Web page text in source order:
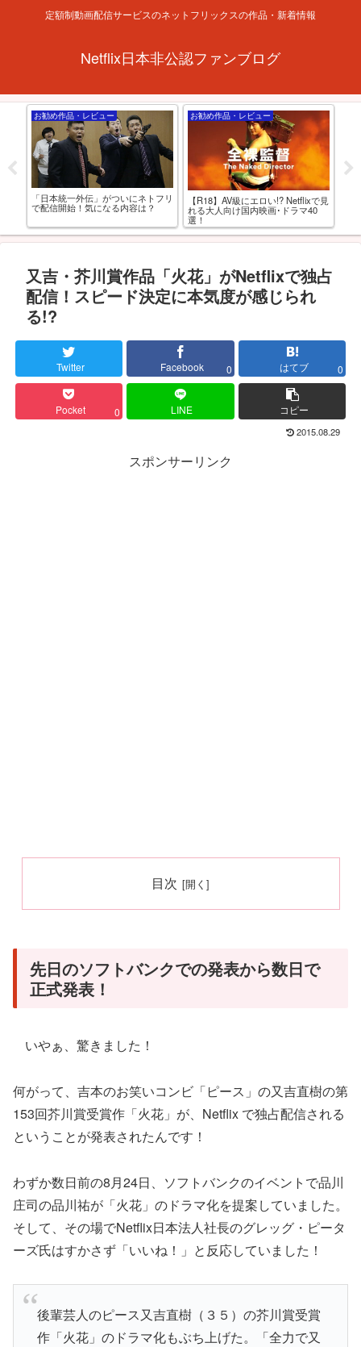
定額制動画配信サービスのネットフリックスの作品・新着情報
Netflix日本非公認ファンブログ
お勧め作品・レビュー
「日本統一外伝」がついにネトフリ
で配信開始！気になる内容は？
お勧め作品・レビュー
【R18】AV級にエロい!? Netflixで見
れる大人向け国内映画･ドラマ40
選！
又吉・芥川賞作品「火花」がNetflixで独占
配信！スピード決定に本気度が感じられ
る!?
Twitter Facebook 0 はてブ 0
Pocket 0 LINE コピー
2015.08.29
スポンサーリンク
目次
先日のソフトバンクでの発表から数日で
正式発表！
いやぁ、驚きました！
何がって、吉本のお笑いコンビ「ピース」の又吉直樹の第
153回芥川賞受賞作「火花」が、Netflix で独占配信される
ということが発表されたんです！
わずか数日前の8月24日、ソフトバンクのイベントで品川
庄司の品川祐が「火花」のドラマ化を提案していました。
そして、その場でNetflix日本法人社長のグレッグ・ピータ
ーズ氏はすかさず「いいね！」と反応していました！
後輩芸人のピース又吉直樹（３５）の芥川賞受賞
作「火花」のドラマ化もぶち上げた。「全力で又